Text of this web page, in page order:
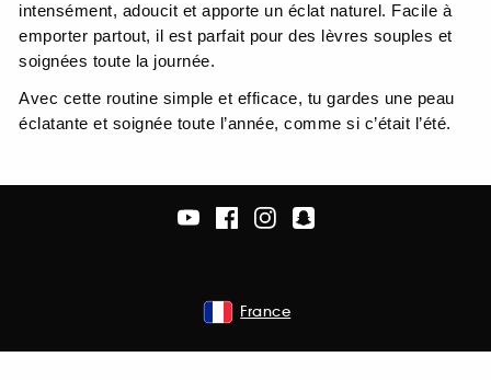
intensément, adoucit et apporte un éclat naturel. Facile à
emporter partout, il est parfait pour des lèvres souples et
soignées toute la journée.
Avec cette routine simple et efficace, tu gardes une peau
éclatante et soignée toute l’année, comme si c’était l’été.
France